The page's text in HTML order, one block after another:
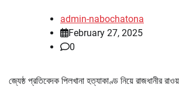
admin-nabochatona
February 27, 2025
0
জ্যেষ্ঠ প্রতিবেদক পিলখানা হত্যাকাণ্ড নিয়ে রাজধানীর